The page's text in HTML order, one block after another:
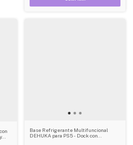
Base Refrigerante Multifuncional
DEHUKA para PS5 - Dock con